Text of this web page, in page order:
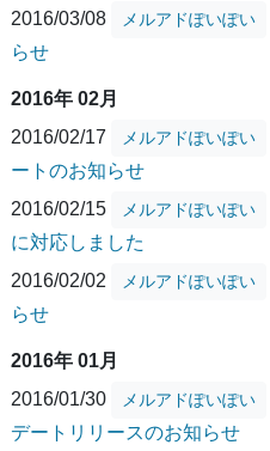
2016/03/08
メルアドぽいぽい
らせ
2016年 02月
2016/02/17
メルアドぽいぽい
ートのお知らせ
2016/02/15
メルアドぽいぽい
に対応しました
2016/02/02
メルアドぽいぽい
らせ
2016年 01月
2016/01/30
メルアドぽいぽい
デートリリースのお知らせ